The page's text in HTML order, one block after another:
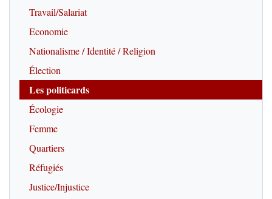
Travail/Salariat
Economie
Nationalisme / Identité / Religion
Élection
Les politicards
Écologie
Femme
Quartiers
Réfugiés
Justice/Injustice